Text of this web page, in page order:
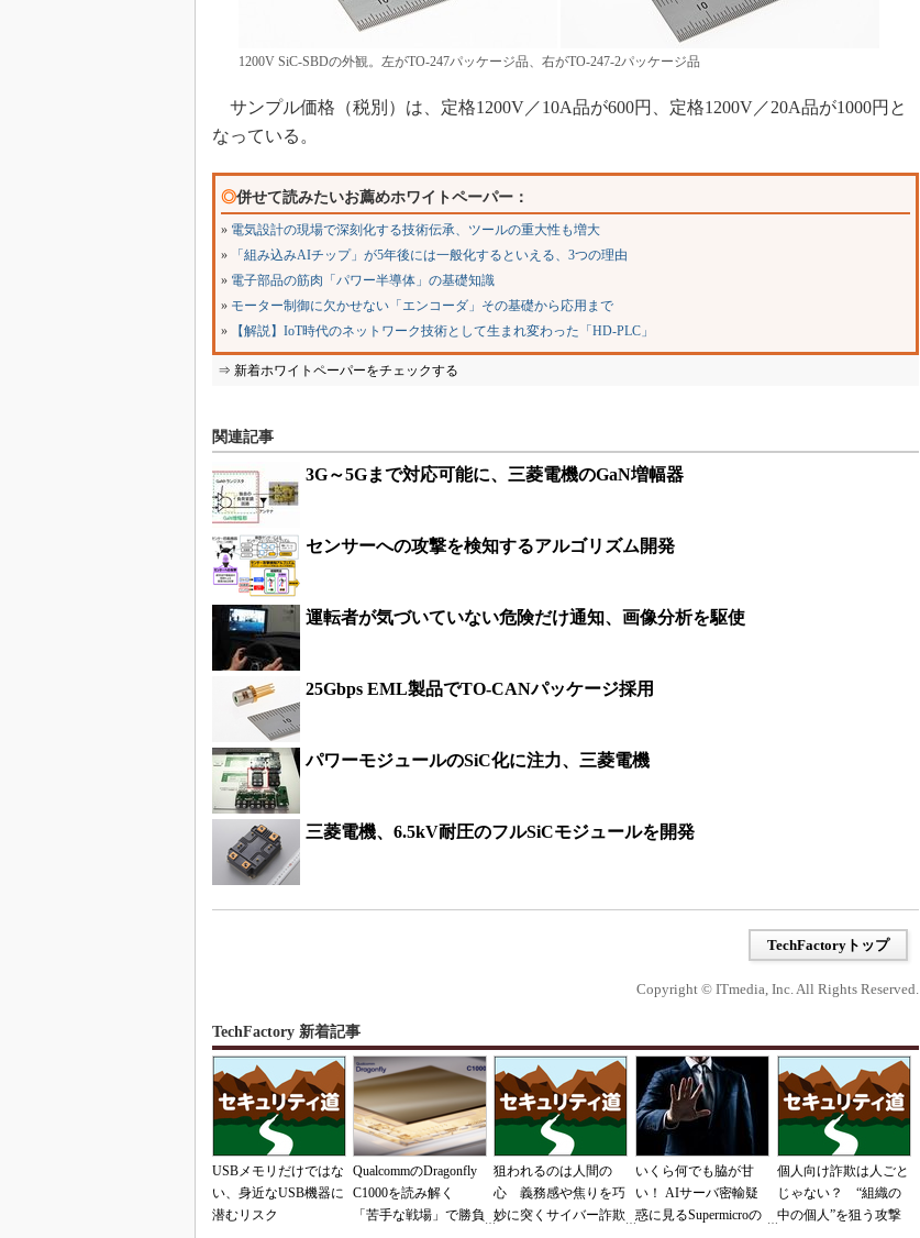
1200V SiC-SBDの外観。左がTO-247パッケージ品、右がTO-247-2パッケージ品
サンプル価格（税別）は、定格1200V／10A品が600円、定格1200V／20A品が1000円と
なっている。
◎併せて読みたいお薦めホワイトペーパー：
» 電気設計の現場で深刻化する技術伝承、ツールの重大性も増大
»
「組み込みAIチップ」が5年後には一般化するといえる、3つの理由
» 電子部品の筋肉「パワー半導体」の基礎知識
» モーター制御に欠かせない「エンコーダ」その基礎から応用まで
»
【解説】IoT時代のネットワーク技術として生まれ変わった「HD-PLC」
⇒ 新着ホワイトペーパーをチェックする
関連記事
3G～5Gまで対応可能に、三菱電機のGaN増幅器
センサーへの攻撃を検知するアルゴリズム開発
運転者が気づいていない危険だけ通知、画像分析を駆使
25Gbps EML製品でTO-CANパッケージ採用
パワーモジュールのSiC化に注力、三菱電機
三菱電機、6.5kV耐圧のフルSiCモジュールを開発
TechFactoryトップ
Copyright © ITmedia, Inc. All Rights Reserved.
TechFactory 新着記事
USBメモリだけではな
い、身近なUSB機器に
潜むリスク
QualcommのDragonfly
C1000を読み解く
「苦手な戦場」で勝負
狙われるのは人間の
心 義務感や焦りを巧
妙に突くサイバー詐欺
いくら何でも脇が甘
い！ AIサーバ密輸疑
惑に見るSupermicroの
個人向け詐欺は人ごと
じゃない？ “組織の
中の個人”を狙う攻撃